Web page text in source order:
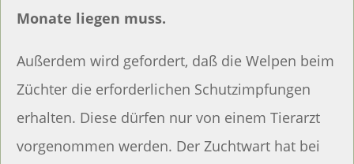
Monate liegen muss.
Außerdem wird gefordert, daß die Welpen beim
Züchter die erforderlichen Schutzimpfungen
erhalten. Diese dürfen nur von einem Tierarzt
vorgenommen werden. Der Zuchtwart hat bei